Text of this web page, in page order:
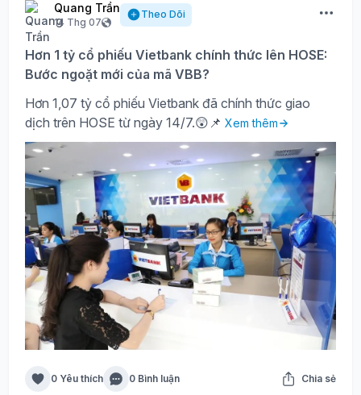
Quang Trần
14 Thg 07
Theo Dõi
Hơn 1 tỷ cổ phiếu Vietbank chính thức lên HOSE:
Bước ngoặt mới của mã VBB?
Hơn 1,07 tỷ cổ phiếu Vietbank đã chính thức giao
dịch trên HOSE từ ngày 14/7.😲📌 Xem thêm
0 Yêu thích 0 Bình luận Chia sẻ